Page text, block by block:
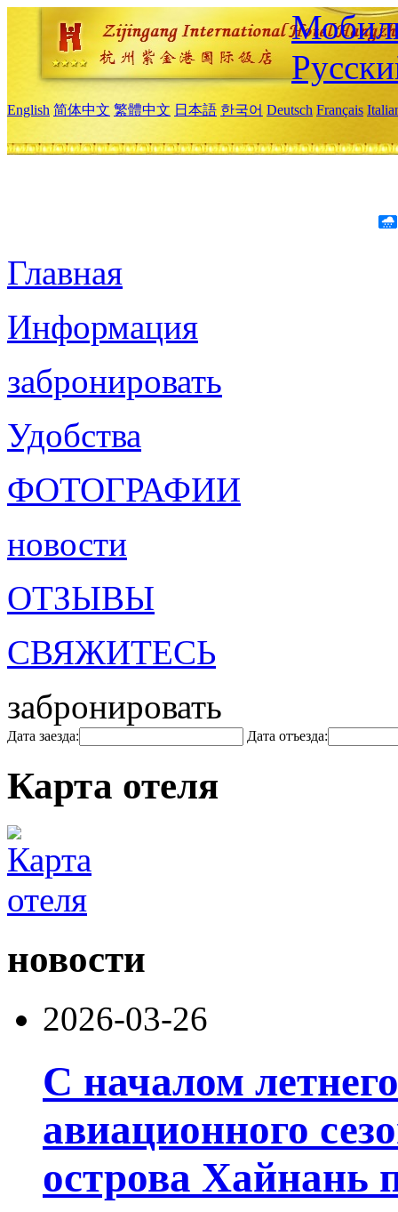
English 简体中文 繁體中文 日本語 한국어 Deutsch Français
Главная
Информация
забронировать
Удобства
ФОТОГРАФИИ
новости
ОТЗЫВЫ
СВЯЖИТЕСЬ
забронировать
Дата заезда: Дата отъезда:
Карта отеля
новости
2026-03-26
С началом
авиационного
острова Хайнань